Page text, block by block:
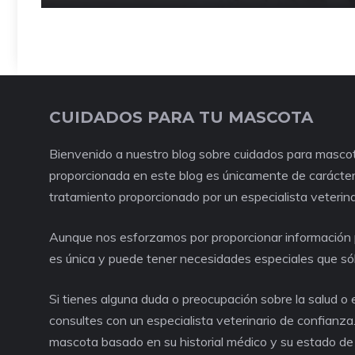
CUIDADOS PARA TU MASCOTA
Bienvenido a nuestro blog sobre cuidados para
proporcionada en este blog es únicamente de
tratamiento proporcionado por un especialista
Aunque nos esforzamos por proporcionar
es única y puede tener necesidades especiales que
Si tienes alguna duda o preocupación sobre la salud
consultes con un especialista veterinario de
mascota basado en su historial médico y su estado